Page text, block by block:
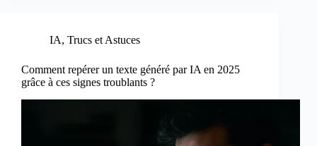
IA, Trucs et Astuces
Comment repérer un texte généré par IA en 2025
grâce à ces signes troublants ?